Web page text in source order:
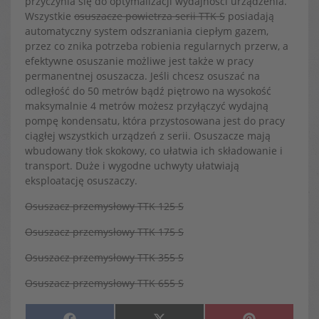
Wszystkie osuszacze powietrza serii TTK S posiadają
automatyczny system odszraniania ciepłym gazem,
przez co znika potrzeba robienia regularnych przerw, a
efektywne osuszanie możliwe jest także w pracy
permanentnej osuszacza. Jeśli chcesz osuszać na
odległość do 50 metrów bądź piętrowo na wysokość
maksymalnie 4 metrów możesz przyłączyć wydajną
pompę kondensatu, która przystosowana jest do pracy
ciągłej wszystkich urządzeń z serii. Osuszacze mają
wbudowany tłok skokowy, co ułatwia ich składowanie i
transport. Duże i wygodne uchwyty ułatwiają
eksploatację osuszaczy.
Osuszacz przemysłowy TTK 125 S
Osuszacz przemysłowy TTK 175 S
Osuszacz przemysłowy TTK 355 S
Osuszacz przemysłowy TTK 655 S